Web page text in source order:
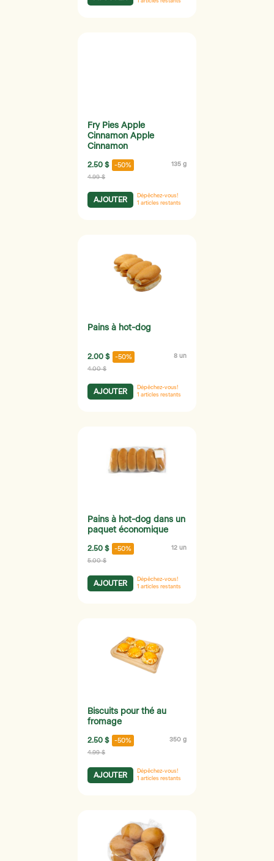
Fry Pies Apple
Cinnamon Apple
Cinnamon
2.50 $ -50% 135 g
4.99 $
AJOUTER
Dépêchez-vous!
1 articles restants
Pains à hot-dog
2.00 $ -50% 8 un
4.00 $
AJOUTER
Dépêchez-vous!
1 articles restants
Pains à hot-dog dans un
paquet économique
2.50 $ -50% 12 un
5.00 $
AJOUTER
Dépêchez-vous!
1 articles restants
Biscuits pour thé au
fromage
2.50 $ -50% 350 g
4.99 $
AJOUTER
Dépêchez-vous!
1 articles restants